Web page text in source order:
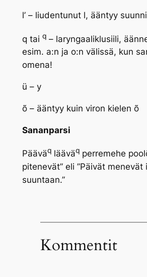
l’ – liudentunut l, ääntyy
q tai q – laryngaaliklusiili,
esim. a:n ja o:n välissä, kun
omena!
ü – y
õ – ääntyy kuin viron kielen õ
Sananparsi
Pääväq lääväq perremehe
pitenevät” eli ”Päivät menevät
suuntaan.”
Kommentit